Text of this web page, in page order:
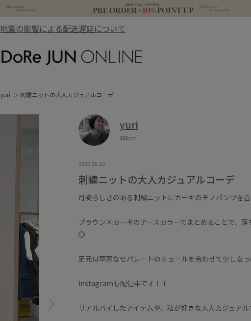
地震の影響による配送遅延について
yuri 刺繍ニットの大人カジュアルコーデ
yuri
160cm
2026.05.10
刺繍ニットの大人カジュアルコーデ
可愛らしさのある刺繍ニットにカーキのチノパンツを
ブラウン×カーキのアースカラーでまとめることで、
◎
足元は華奢なセパレートのミュールを合わせて少し女っ
Instagramも配信中です！！
リアルバイしたアイテムや、私が好きな大人カジュア